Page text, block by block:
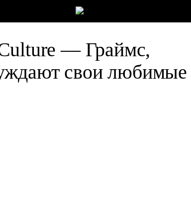
— Граймс,
свои любимые